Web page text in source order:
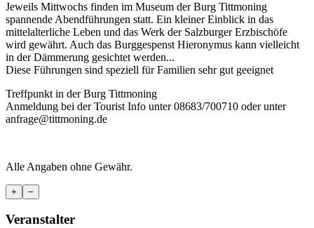
Jeweils Mittwochs finden im Museum der Burg Tittmoning
spannende Abendführungen statt. Ein kleiner Einblick in das
mittelalterliche Leben und das Werk der Salzburger Erzbischöfe
wird gewährt. Auch das Burggespenst Hieronymus kann vielleicht
in der Dämmerung gesichtet werden...
Diese Führungen sind speziell für Familien sehr gut geeignet
Treffpunkt in der Burg Tittmoning
Anmeldung bei der Tourist Info unter 08683/700710 oder unter
anfrage@tittmoning.de
Alle Angaben ohne Gewähr.
+ −
Veranstalter